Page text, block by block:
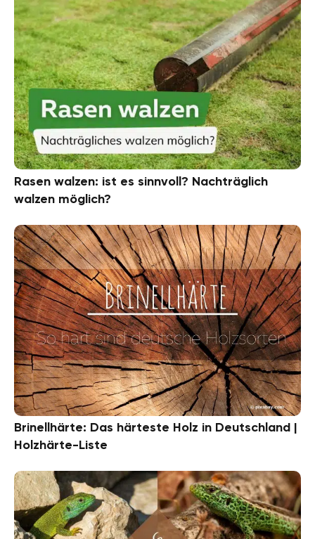
Rasen walzen: ist es sinnvoll? Nachträglich
walzen möglich?
Brinellhärte: Das härteste Holz in Deutschland |
Holzhärte-Liste